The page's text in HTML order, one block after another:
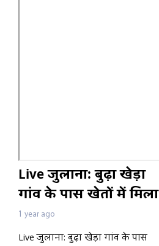
Live जुलाना: बुढ़ा खेड़ा
गांव के पास खेतों में मिला
अज्ञात युवक का शव जांच
में जुटी पुलिस
1 year ago
Live जुलाना: बुढ़ा खेड़ा गांव के पास